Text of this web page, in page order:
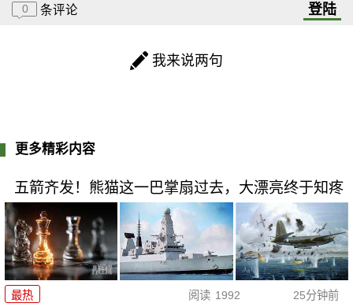
0 条评论 登陆
我来说两句
更多精彩内容
五箭齐发！熊猫这一巴掌扇过去，大漂亮终于知疼
最热 阅读 1992 25分钟前